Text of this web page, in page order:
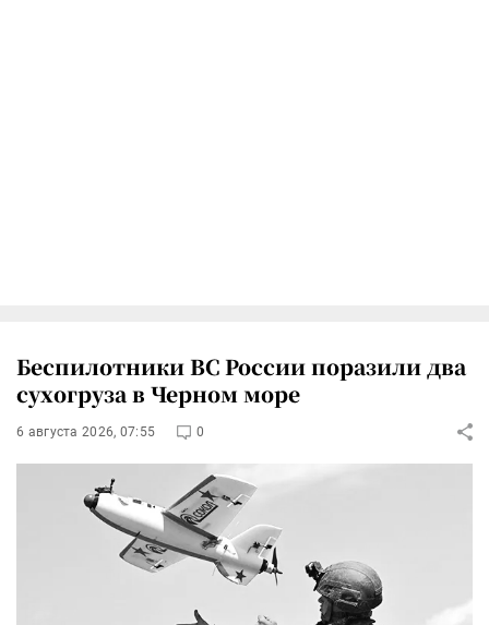
Беспилотники ВС России поразили два
сухогруза в Черном море
6 августа 2026, 07:55 0